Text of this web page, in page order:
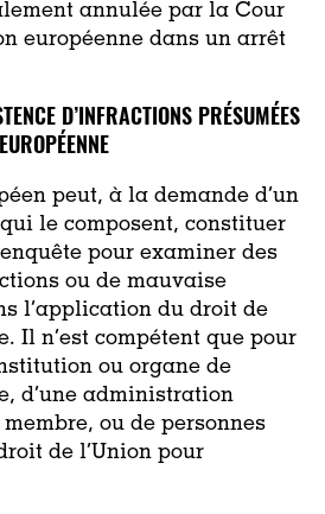
annulée par la Cour
européenne dans un arrêt
D’INFRACTIONS PRÉSUMÉES
peut, à la demande d’un
le composent, constituer
pour examiner des
ou de mauvaise
l’application du droit de
. Il n’est compétent que pour
ou organe de
d’une administration
membre, ou de personnes
de l’Union pour